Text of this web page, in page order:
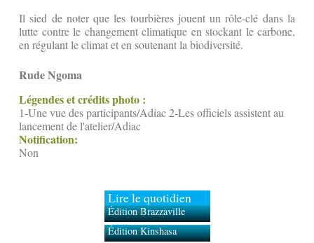
Il sied de noter que les tourbières jouent un rôle-clé dans la
lutte contre le changement climatique en stockant le carbone,
en régulant le climat et en soutenant la biodiversité.
Rude Ngoma
Légendes et crédits photo :
1-Une vue des participants/Adiac 2-Les officiels assistent au
lancement de l'atelier/Adiac
Notification:
Non
Lire le quotidien
Édition Brazzaville
Édition Kinshasa